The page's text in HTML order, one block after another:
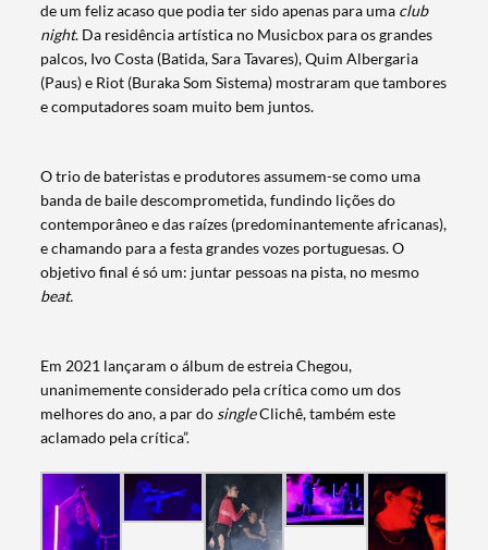
de um feliz acaso que podia ter sido apenas para uma club
night. Da residência artística no Musicbox para os grandes
palcos, Ivo Costa (Batida, Sara Tavares), Quim Albergaria
(Paus) e Riot (Buraka Som Sistema) mostraram que tambores
e computadores soam muito bem juntos.
O trio de bateristas e produtores assumem-se como uma
banda de baile descomprometida, fundindo lições do
contemporâneo e das raízes (predominantemente africanas),
e chamando para a festa grandes vozes portuguesas. O
objetivo final é só um: juntar pessoas na pista, no mesmo
beat.
Em 2021 lançaram o álbum de estreia Chegou,
unanimemente considerado pela crítica como um dos
melhores do ano, a par do singleClichê, também este
aclamado pela crítica”.